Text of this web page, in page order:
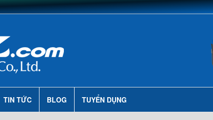
TIN TỨC BLOG TUYỂN DỤNG